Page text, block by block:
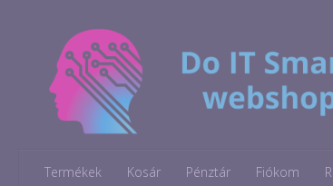
Skip to content
Termékek Kosár Pénztár Fiókom